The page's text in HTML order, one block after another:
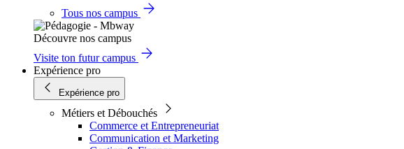
Tous nos campus
Découvre nos campus
Visite ton futur campus
Expérience pro
Expérience pro
Métiers et Débouchés
Commerce et Entrepreneuriat
Communication et Marketing